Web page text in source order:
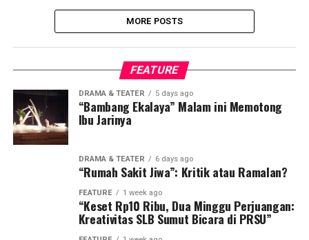
MORE POSTS
FEATURE
DRAMA & TEATER 5 days ago
“Bambang Ekalaya” Malam ini Memotong
Ibu Jarinya
DRAMA & TEATER 6 days ago
“Rumah Sakit Jiwa”: Kritik atau Ramalan?
FEATURE 1 week ago
“Keset Rp10 Ribu, Dua Minggu Perjuangan:
Kreativitas SLB Sumut Bicara di PRSU”